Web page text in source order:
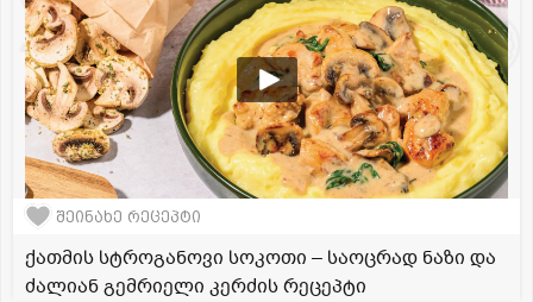
შეინახე რეცეპტი
ქათმის სტროგანოვი სოკოთი – საოცრად ნაზი და
ძალიან გემრიელი კერძის რეცეპტი